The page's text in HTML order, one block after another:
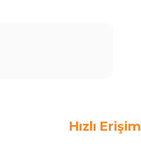
Hızlı Erişim